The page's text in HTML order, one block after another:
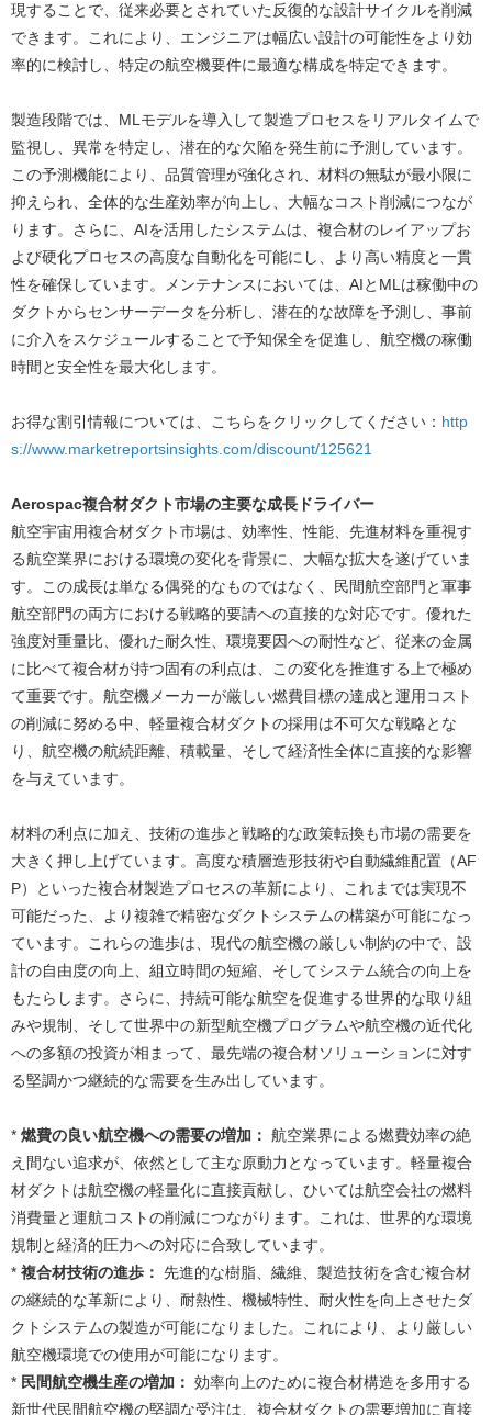
現することで、従来必要とされていた反復的な設計サイクルを削減
できます。これにより、エンジニアは幅広い設計の可能性をより効
率的に検討し、特定の航空機要件に最適な構成を特定できます。
製造段階では、MLモデルを導入して製造プロセスをリアルタイムで
監視し、異常を特定し、潜在的な欠陥を発生前に予測しています。
この予測機能により、品質管理が強化され、材料の無駄が最小限に
抑えられ、全体的な生産効率が向上し、大幅なコスト削減につなが
ります。さらに、AIを活用したシステムは、複合材のレイアップお
よび硬化プロセスの高度な自動化を可能にし、より高い精度と一貫
性を確保しています。メンテナンスにおいては、AIとMLは稼働中の
ダクトからセンサーデータを分析し、潜在的な故障を予測し、事前
に介入をスケジュールすることで予知保全を促進し、航空機の稼働
時間と安全性を最大化します。
お得な割引情報については、こちらをクリックしてください： http
s://www.marketreportsinsights.com/discount/125621
Aerospac複合材ダクト市場の主要な成長ドライバー
航空宇宙用複合材ダクト市場は、効率性、性能、先進材料を重視す
る航空業界における環境の変化を背景に、大幅な拡大を遂げていま
す。この成長は単なる偶発的なものではなく、民間航空部門と軍事
航空部門の両方における戦略的要請への直接的な対応です。優れた
強度対重量比、優れた耐久性、環境要因への耐性など、従来の金属
に比べて複合材が持つ固有の利点は、この変化を推進する上で極め
て重要です。航空機メーカーが厳しい燃費目標の達成と運用コスト
の削減に努める中、軽量複合材ダクトの採用は不可欠な戦略とな
り、航空機の航続距離、積載量、そして経済性全体に直接的な影響
を与えています。
材料の利点に加え、技術の進歩と戦略的な政策転換も市場の需要を
大きく押し上げています。高度な積層造形技術や自動繊維配置（AF
P）といった複合材製造プロセスの革新により、これまでは実現不
可能だった、より複雑で精密なダクトシステムの構築が可能になっ
ています。これらの進歩は、現代の航空機の厳しい制約の中で、設
計の自由度の向上、組立時間の短縮、そしてシステム統合の向上を
もたらします。さらに、持続可能な航空を促進する世界的な取り組
みや規制、そして世界中の新型航空機プログラムや航空機の近代化
への多額の投資が相まって、最先端の複合材ソリューションに対す
る堅調かつ継続的な需要を生み出しています。
* 燃費の良い航空機への需要の増加： 航空業界による燃費効率の絶
え間ない追求が、依然として主な原動力となっています。軽量複合
材ダクトは航空機の軽量化に直接貢献し、ひいては航空会社の燃料
消費量と運航コストの削減につながります。これは、世界的な環境
規制と経済的圧力への対応に合致しています。
* 複合材技術の進歩： 先進的な樹脂、繊維、製造技術を含む複合材
の継続的な革新により、耐熱性、機械特性、耐火性を向上させたダ
クトシステムの製造が可能になりました。これにより、より厳しい
航空機環境での使用が可能になります。
* 民間航空機生産の増加： 効率向上のために複合材構造を多用する
新世代民間航空機の堅調な受注は、複合材ダクトの需要増加に直接